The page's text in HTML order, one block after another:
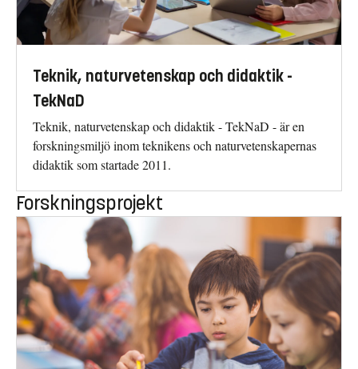
Teknik, naturvetenskap och didaktik -
TekNaD
Teknik, naturvetenskap och didaktik - TekNaD - är en
forskningsmiljö inom teknikens och naturvetenskapernas
didaktik som startade 2011.
Forskningsprojekt